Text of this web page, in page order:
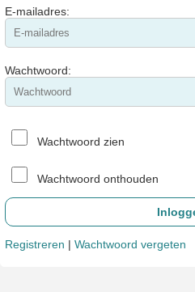
E-mailadres:
Wachtwoord:
Wachtwoord zien
Wachtwoord onthouden
Registreren | Wachtwoord vergeten